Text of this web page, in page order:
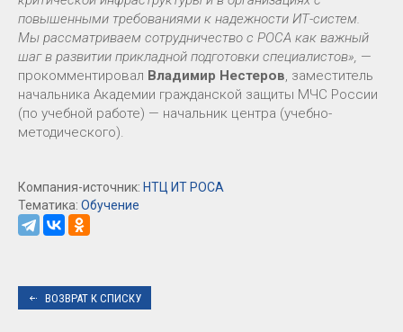
повышенными требованиями к надежности ИТ-систем.
Мы рассматриваем сотрудничество с РОСА как важный
шаг в развитии прикладной подготовки специалистов», —
прокомментировал Владимир Нестеров, заместитель
начальника Академии гражданской защиты МЧС России
(по учебной работе) — начальник центра (учебно-
методического).
Компания-источник: НТЦ ИТ РОСА
Тематика: Обучение
ВОЗВРАТ К СПИСКУ